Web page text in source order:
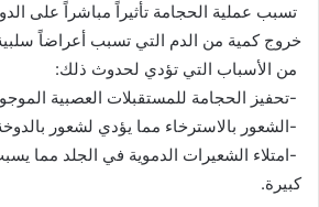
تسبب عملية الحجامة تأثيراً مباشراً على
خروج كمية من الدم التي تسبب أعراضاً سلبية
من الأسباب التي تؤدي لحدوث ذلك:
-تحفيز الحجامة للمستقبلات العصبية
-الشعور بالاسترخاء مما يؤدي لشعور
-امتلاء الشعيرات الدموية في الجلد مما
كبيرة.